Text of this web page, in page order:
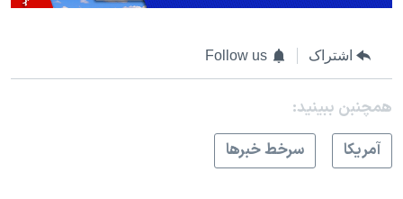
اشتراک Follow us
همچنبن ببینید:
آمريکا
سرخط خبرها